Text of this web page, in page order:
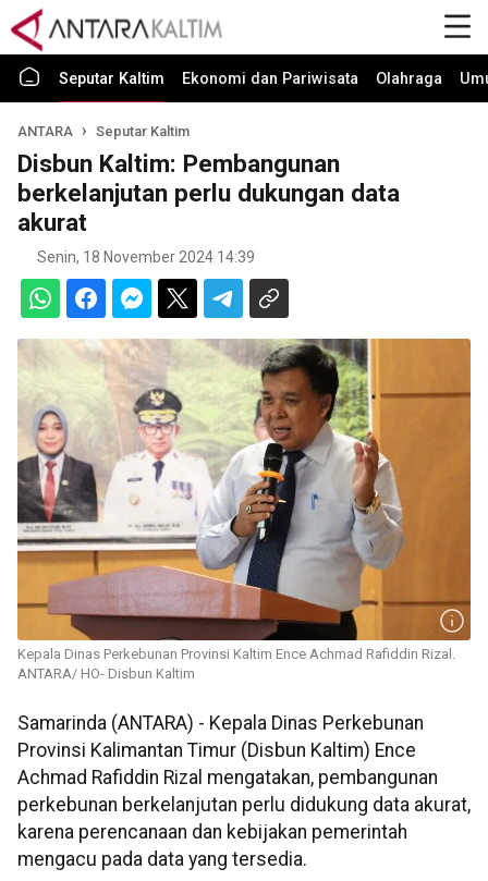
Seputar Kaltim Ekonomi dan Pariwisata Olahraga
ANTARA Seputar Kaltim
Disbun Kaltim: Pembangunan
berkelanjutan perlu dukungan data
akurat
Senin, 18 November 2024 14:39
Kepala Dinas Perkebunan Provinsi Kaltim Ence Achmad Rafiddin Rizal.
ANTARA/ HO- Disbun Kaltim
Samarinda (ANTARA) - Kepala Dinas Perkebunan
Provinsi Kalimantan Timur (Disbun Kaltim) Ence
Achmad Rafiddin Rizal mengatakan, pembangunan
perkebunan berkelanjutan perlu didukung data akurat,
karena perencanaan dan kebijakan pemerintah
mengacu pada data yang tersedia.